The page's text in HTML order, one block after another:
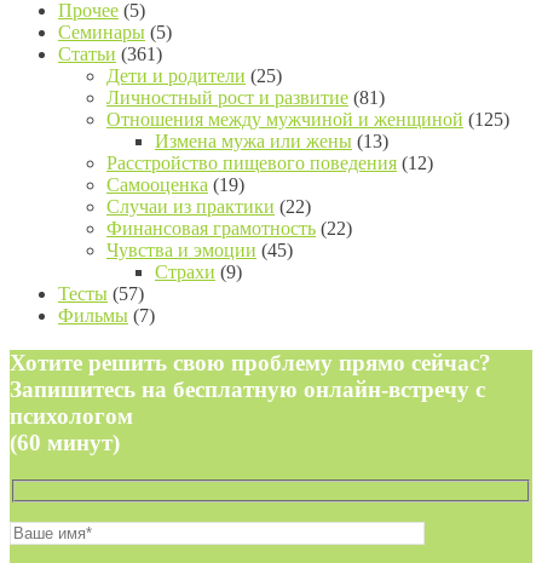
Прочее (5)
Семинары (5)
Статьи (361)
Дети и родители (25)
Личностный рост и развитие (81)
Отношения между мужчиной и женщиной (125)
Измена мужа или жены (13)
Расстройство пищевого поведения (12)
Самооценка (19)
Случаи из практики (22)
Финансовая грамотность (22)
Чувства и эмоции (45)
Страхи (9)
Тесты (57)
Фильмы (7)
Хотите решить свою проблему прямо сейчас?
Запишитесь на бесплатную онлайн-встречу с
психологом
(60 минут)